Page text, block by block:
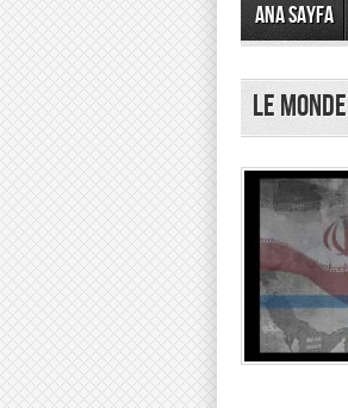
Ana Sayfa
Le Monde